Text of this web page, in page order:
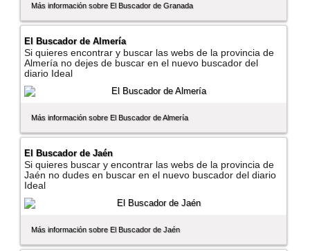
Más información sobre El Buscador de Granada
El Buscador de Almerí­a
Si quieres encontrar y buscar las webs de la provincia de
Almerí­a no dejes de buscar en el nuevo buscador del
diario Ideal
Más información sobre El Buscador de Almerí­a
El Buscador de Jaén
Si quieres buscar y encontrar las webs de la provincia de
Jaén no dudes en buscar en el nuevo buscador del diario
Ideal
Más información sobre El Buscador de Jaén